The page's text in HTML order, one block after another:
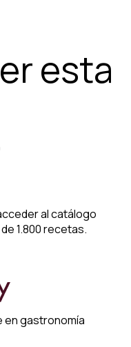
esta
al catálogo
1.800 recetas.
en gastronomía